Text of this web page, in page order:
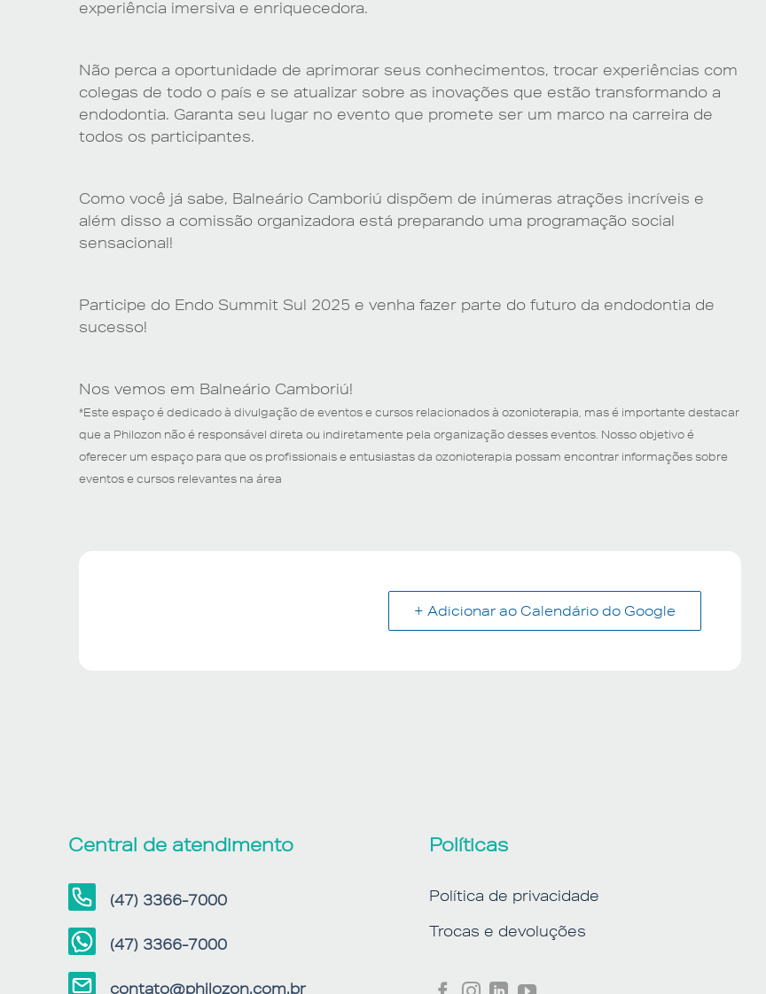
experiência imersiva e enriquecedora.
Não perca a oportunidade de aprimorar seus conhecimentos, trocar experiências com
colegas de todo o país e se atualizar sobre as inovações que estão transformando a
endodontia. Garanta seu lugar no evento que promete ser um marco na carreira de
todos os participantes.
Como você já sabe, Balneário Camboriú dispõem de inúmeras atrações incríveis e
além disso a comissão organizadora está preparando uma programação social
sensacional!
Participe do Endo Summit Sul 2025 e venha fazer parte do futuro da endodontia de
sucesso!
Nos vemos em Balneário Camboriú!
*Este espaço é dedicado à divulgação de eventos e cursos relacionados à ozonioterapia, mas é importante destacar
que a Philozon não é responsável direta ou indiretamente pela organização desses eventos. Nosso objetivo é
oferecer um espaço para que os profissionais e entusiastas da ozonioterapia possam encontrar informações sobre
eventos e cursos relevantes na área
+ Adicionar ao Calendário do Google
Central de atendimento
(47) 3366-7000
(47) 3366-7000
contato@philozon.com.br
Políticas
Política de privacidade
Trocas e devoluções